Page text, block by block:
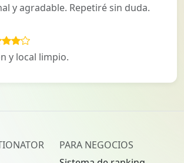
y agradable. Repetiré sin duda.
y local limpio.
PARA NEGOCIOS